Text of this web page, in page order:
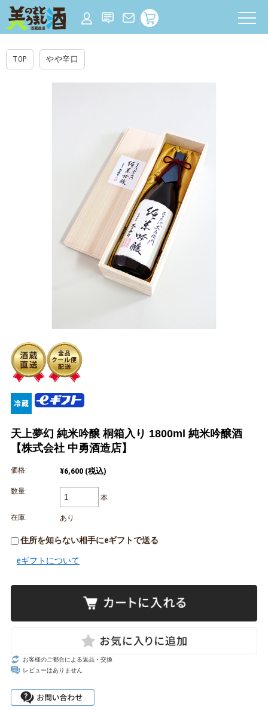
TOP やや辛口
天上夢幻 純米吟醸 桐箱入り 1800ml 純米吟醸酒
【株式会社 中勇酒造店】
価格: ¥6,600 (税込)
数量:
本
在庫: あり
住所を知らない相手にeギフトで送る
eギフトについて
お客様のご都合による返品・交換
レビューはありません